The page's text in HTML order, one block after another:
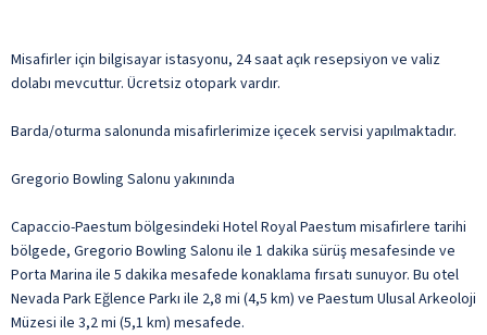
Misafirler için bilgisayar istasyonu, 24 saat açık resepsiyon ve valiz
dolabı mevcuttur. Ücretsiz otopark vardır.
Barda/oturma salonunda misafirlerimize içecek servisi yapılmaktadır.
Gregorio Bowling Salonu yakınında
Capaccio-Paestum bölgesindeki Hotel Royal Paestum misafirlere tarihi
bölgede, Gregorio Bowling Salonu ile 1 dakika sürüş mesafesinde ve
Porta Marina ile 5 dakika mesafede konaklama fırsatı sunuyor. Bu otel
Nevada Park Eğlence Parkı ile 2,8 mi (4,5 km) ve Paestum Ulusal Arkeoloji
Müzesi ile 3,2 mi (5,1 km) mesafede.